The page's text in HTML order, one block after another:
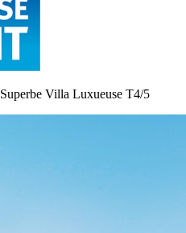
Superbe Villa Luxueuse T4/5